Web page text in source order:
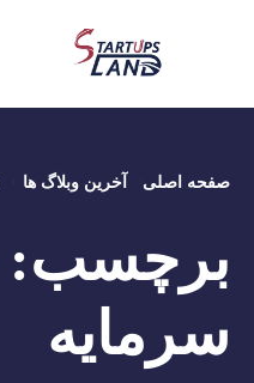
صفحه اصلی آخرین وبلاگ ها
برچسب:
سرمایه